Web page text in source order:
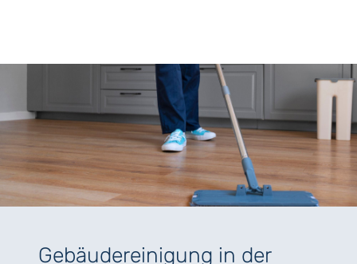
Gebäudereinigung in der